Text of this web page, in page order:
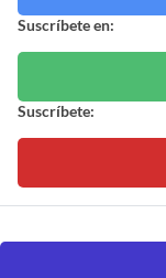
Suscríbete en:
Suscríbete: